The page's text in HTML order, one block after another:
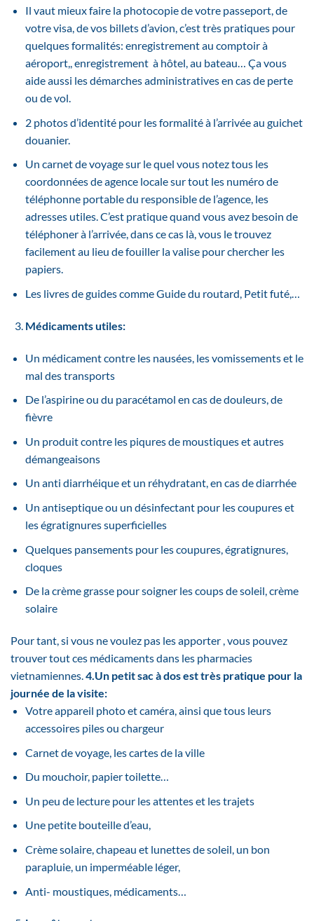
Il vaut mieux faire la photocopie de votre passeport, de
votre visa, de vos billets d’avion, c’est très pratiques pour
quelques formalités: enregistrement au comptoir à
aéroport,, enregistrement à hôtel, au bateau… Ça vous
aide aussi les démarches administratives en cas de perte
ou de vol.
2 photos d’identité pour les formalité à l’arrivée au guichet
douanier.
Un carnet de voyage sur le quel vous notez tous les
coordonnées de agence locale sur tout les numéro de
téléphonne portable du responsible de l’agence, les
adresses utiles. C’est pratique quand vous avez besoin de
téléphoner à l’arrivée, dans ce cas là, vous le trouvez
facilement au lieu de fouiller la valise pour chercher les
papiers.
Les livres de guides comme Guide du routard, Petit futé,…
Médicaments utiles:
Un médicament contre les nausées, les vomissements et le
mal des transports
De l’aspirine ou du paracétamol en cas de douleurs, de
fièvre
Un produit contre les piqures de moustiques et autres
démangeaisons
Un anti diarrhéique et un réhydratant, en cas de diarrhée
Un antiseptique ou un désinfectant pour les coupures et
les égratignures superficielles
Quelques pansements pour les coupures, égratignures,
cloques
De la crème grasse pour soigner les coups de soleil, crème
solaire
Pour tant, si vous ne voulez pas les apporter , vous pouvez
trouver tout ces médicaments dans les pharmacies
vietnamiennes.4.Un petit sac à dos est très pratique pour la
journée de la visite:
Votre appareil photo et caméra, ainsi que tous leurs
accessoires piles ou chargeur
Carnet de voyage, les cartes de la ville
Du mouchoir, papier toilette…
Un peu de lecture pour les attentes et les trajets
Une petite bouteille d’eau,
Crème solaire, chapeau et lunettes de soleil, un bon
parapluie, un imperméable léger,
Anti- moustiques, médicaments…